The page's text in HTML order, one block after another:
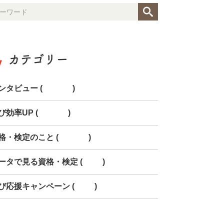
カテゴリー
タビュー (154)
効率UP (268)
・検定のこと (150)
タで見る資格・検定 (85)
応援キャンペーン (78)